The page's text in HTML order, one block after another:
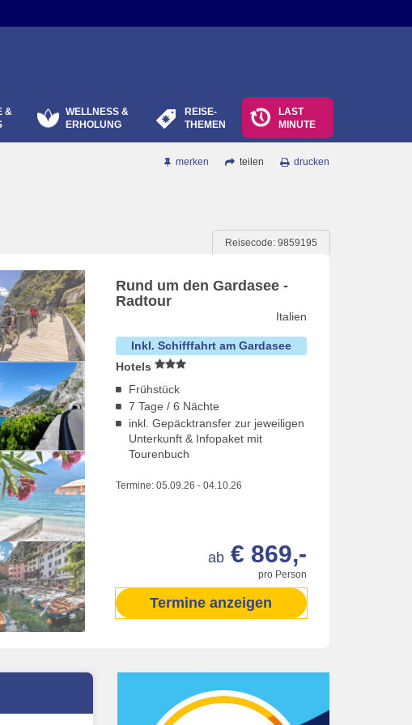
&
WELLNESS &
ERHOLUNG
REISE-
THEMEN
LAST
MINUTE
drucken
teilen
merken
Reisecode: 9859195
Rund um den Gardasee -
Radtour
Italien
Inkl. Schifffahrt am Gardasee
Hotels
Frühstück
7 Tage / 6 Nächte
inkl. Gepäcktransfer zur jeweiligen
Unterkunft & Infopaket mit
Tourenbuch
Termine: 05.09.26 - 04.10.26
pro Person
ab € 869,-
Termine anzeigen